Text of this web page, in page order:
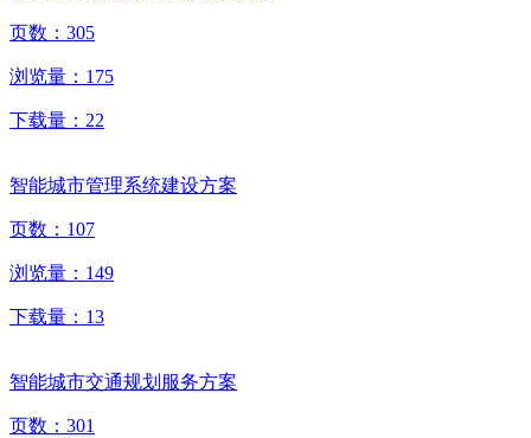
页数： 305
浏览量： 175
下载量： 22
智能城市管理系统建设方案
页数： 107
浏览量： 149
下载量： 13
智能城市交通规划服务方案
页数： 301